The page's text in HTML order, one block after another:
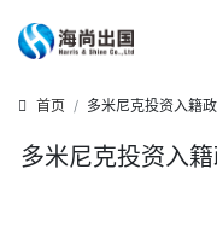
首页 多米尼克投资入籍
多米尼克投资入